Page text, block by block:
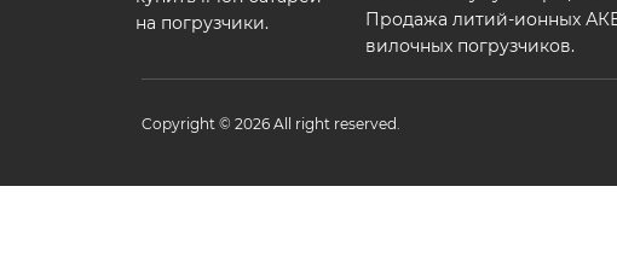
на погрузчики.
Продажа литий-ионных
вилочных погрузчиков.
Copyright © 2026 All right reserved.